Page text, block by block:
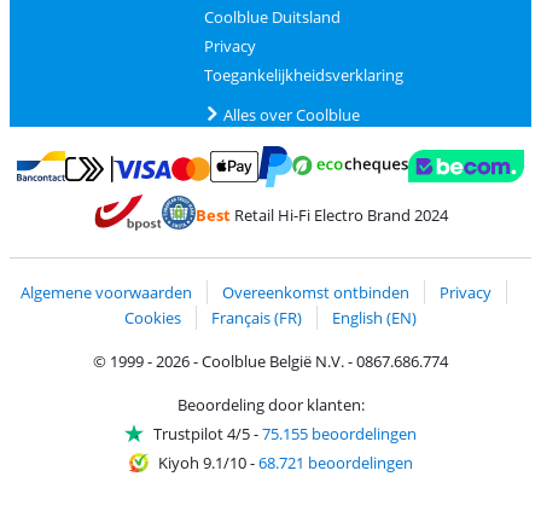
Coolblue Duitsland
Privacy
Toegankelijkheidsverklaring
Alles over Coolblue
Betalen met Bancontact
Betalen met MasterCard en Visa via ClickToPay
Betalen met PayPal
BestRetail Hi-Fi Electro Brand 2024
Algemene voorwaarden Overeenkomst ontbinden
Privacy
Cookies
Français (FR)
English (EN)
© 1999 - 2026 - Coolblue België N.V. - 0867.686.774
Beoordeling door klanten:
Trustpilot 4/5-75.155 beoordelingen
Kiyoh 9.1/10-68.721 beoordelingen